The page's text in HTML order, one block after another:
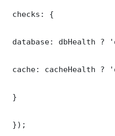
checks: {
database: dbHealth
cache: cacheHealth
}
});